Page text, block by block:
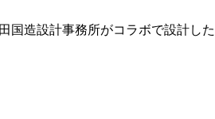
国造設計事務所がコラボで設計した